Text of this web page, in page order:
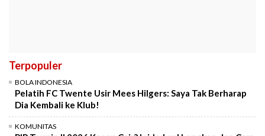
Terpopuler
BOLA INDONESIA
Pelatih FC Twente Usir Mees Hilgers: Saya Tak Berharap
Dia Kembali ke Klub!
KOMUNITAS